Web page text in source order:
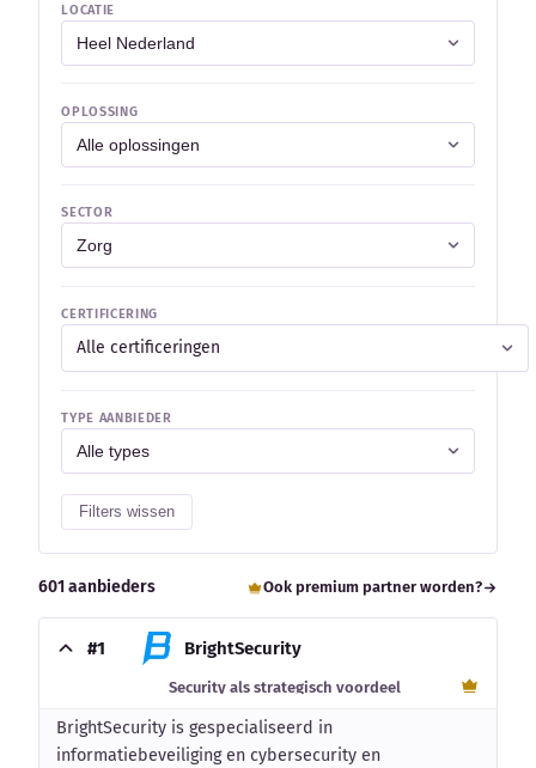
LOCATIE
OPLOSSING
SECTOR
CERTIFICERING
Alle certificeringen
TYPE AANBIEDER
Filters wissen
601 aanbieders Ook premium partner worden?
#1 BrightSecurity
Security als strategisch voordeel
BrightSecurity is gespecialiseerd in
informatiebeveiliging en cybersecurity en